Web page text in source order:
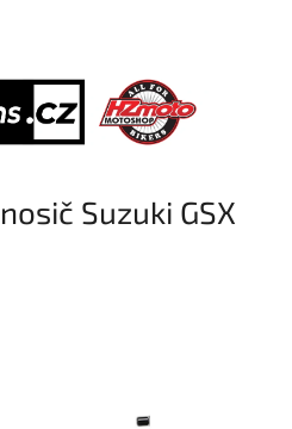
Suzuki GSX